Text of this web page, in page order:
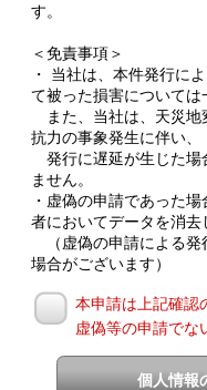
す。
＜免責事項＞
・ 当社は、本件発行に
て被った損害については
また、当社は、天災地
抗力の事象発生に伴い、
発行に遅延が生じた場
ません。
・虚偽の申請であった
者においてデータを消去
（虚偽の申請による発
場合がございます）
本申請は上記確認
虚偽等の申請でな
個人情報